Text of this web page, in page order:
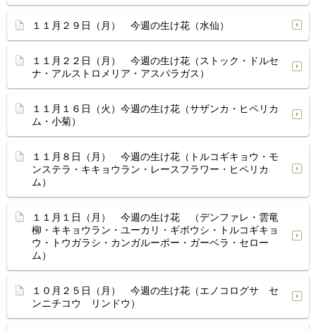
１１月２９日（月） 今週の生け花（水仙）
１１月２２日（月） 今週の生け花（ストック・ドルセ
ナ・アルストロメリア・アスパラガス）
１１月１６日（火）今週の生け花（サザンカ・ヒペリカ
ム・小菊）
１１月８日（月） 今週の生け花（トルコギキョウ・モ
ンステラ・キキョウラン・レースフラワー・ヒペリカ
ム）
１１月１日（月） 今週の生け花 （デンファレ・雲竜
柳・キキョウラン・ユーカリ・ギボウシ・トルコギキョ
ウ・トウガラシ・カンガルーポー・ガーベラ・セロー
ム）
１０月２５日（月） 今週の生け花（エノコログサ セ
ンニチコウ リンドウ）